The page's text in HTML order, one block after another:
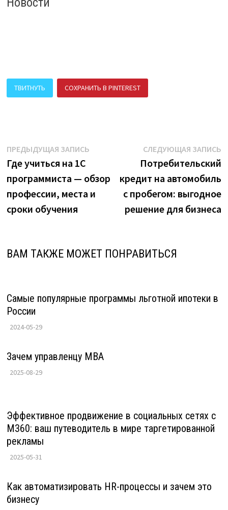
ТВИТНУТЬ СОХРАНИТЬ В PINTEREST
Навигация
по
записям
ПРЕДЫДУЩАЯ ЗАПИСЬПредыдущая
Где учиться на 1С
программиста — обзор
профессии, места и
сроки обучения
СЛЕДУЮЩАЯ ЗАПИСЬ
Потребительский
кредит на автомобиль
с пробегом: выгодное
решение для бизнеса
ВАМ ТАКЖЕ МОЖЕТ ПОНРАВИТЬСЯ
Самые популярные программы льготной ипотеки в
России
2024-05-29
Зачем управленцу MBA
2025-08-29
Эффективное продвижение в социальных сетях с
M360: ваш путеводитель в мире таргетированной
рекламы
2025-05-31
Как автоматизировать HR-процессы и зачем это
бизнесу